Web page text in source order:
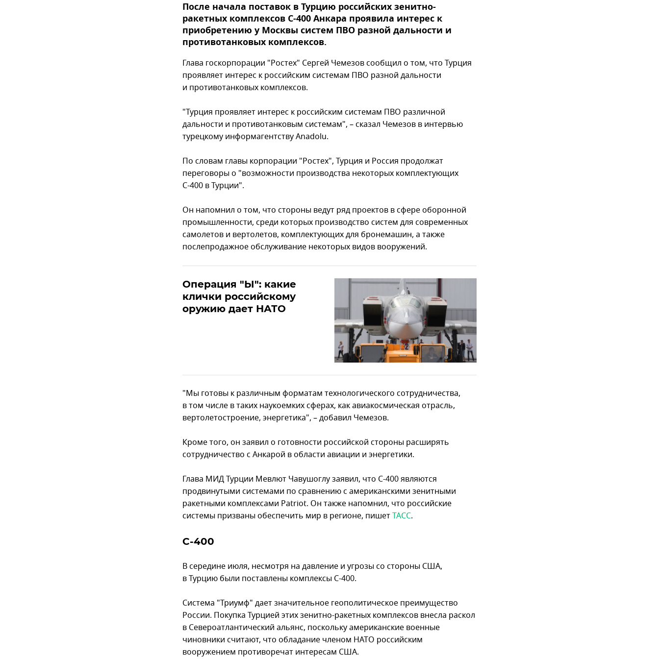
После начала поставок в Турцию российских зенитно-
ракетных комплексов С-400 Анкара проявила интерес к
приобретению у Москвы систем ПВО разной дальности и
противотанковых комплексов.
Глава госкорпорации "Ростех" Сергей Чемезов сообщил о том, что Турция
проявляет интерес к российским системам ПВО разной дальности
и противотанковых комплексов.
"Турция проявляет интерес к российским системам ПВО различной
дальности и противотанковым системам", – сказал Чемезов в интервью
турецкому информагентству Anadolu.
По словам главы корпорации "Ростех", Турция и Россия продолжат
переговоры о "возможности производства некоторых комплектующих
С-400 в Турции".
Он напомнил о том, что стороны ведут ряд проектов в сфере оборонной
промышленности, среди которых производство систем для современных
самолетов и вертолетов, комплектующих для бронемашин, а также
послепродажное обслуживание некоторых видов вооружений.
Операция "Ы": какие
клички российскому
оружию дает НАТО
"Мы готовы к различным форматам технологического сотрудничества,
в том числе в таких наукоемких сферах, как авиакосмическая отрасль,
вертолетостроение, энергетика", – добавил Чемезов.
Кроме того, он заявил о готовности российской стороны расширять
сотрудничество с Анкарой в области авиации и энергетики.
Глава МИД Турции Мевлют Чавушоглу заявил, что С-400 являются
продвинутыми системами по сравнению с американскими зенитными
ракетными комплексами Patriot. Он также напомнил, что российские
системы призваны обеспечить мир в регионе, пишетТАСС.
С-400
В середине июля, несмотря на давление и угрозы со стороны США,
в Турцию были поставлены комплексы С-400.
Система "Триумф" дает значительное геополитическое преимущество
России. Покупка Турцией этих зенитно-ракетных комплексов внесла раскол
в Североатлантический альянс, поскольку американские военные
чиновники считают, что обладание членом НАТО российским
вооружением противоречат интересам США.